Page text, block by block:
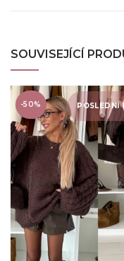
SOUVISEJÍCÍ
POSLEDNÍ
-50%